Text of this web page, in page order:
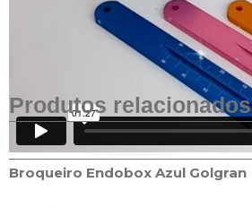
Produtos relacionados
Broqueiro Endobox Azul Golgran